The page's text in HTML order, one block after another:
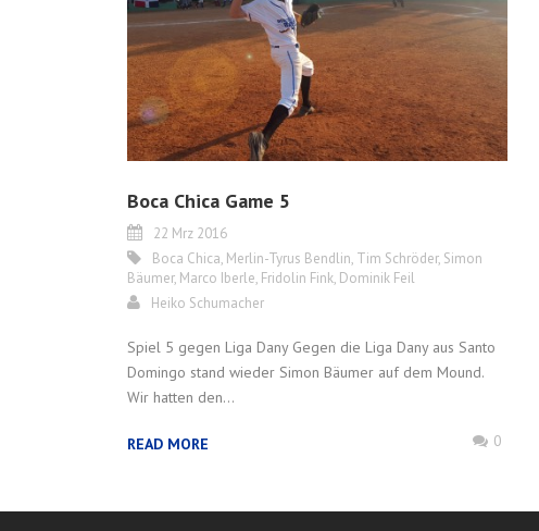
Boca Chica Game 5
22 Mrz 2016
Boca Chica, Merlin-Tyrus Bendlin, Tim Schröder, Simon
Bäumer, Marco Iberle, Fridolin Fink, Dominik Feil
Heiko Schumacher
Spiel 5 gegen Liga Dany Gegen die Liga Dany aus Santo
Domingo stand wieder Simon Bäumer auf dem Mound.
Wir hatten den...
READ MORE 0